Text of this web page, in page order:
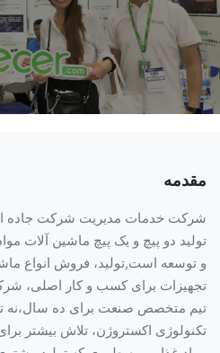
مقدمه
شرکت خدمات مدیریت شرکت جاده
تولید دو پیچ و یک پیچ ماشین آلات
و توسعه است,تولید، فروش انواع
تجهیزات برای کسب و کار اصلی،
تیم متخصص صنعت برای ده سال،نه
تکنولوژی اکستروژن، تلاش بیشتر